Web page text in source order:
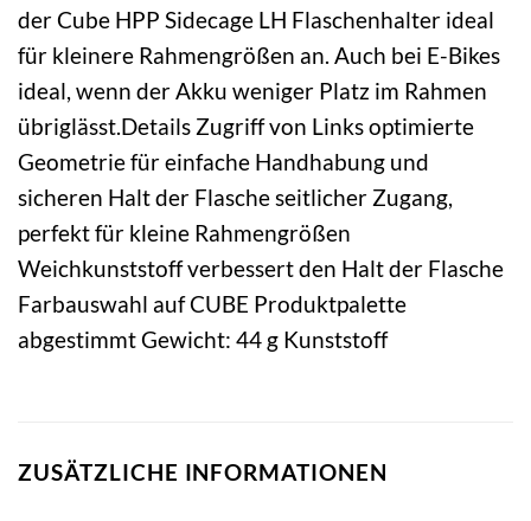
der Cube HPP Sidecage LH Flaschenhalter ideal
für kleinere Rahmengrößen an. Auch bei E-Bikes
ideal, wenn der Akku weniger Platz im Rahmen
übriglässt.Details Zugriff von Links optimierte
Geometrie für einfache Handhabung und
sicheren Halt der Flasche seitlicher Zugang,
perfekt für kleine Rahmengrößen
Weichkunststoff verbessert den Halt der Flasche
Farbauswahl auf CUBE Produktpalette
abgestimmt Gewicht: 44 g Kunststoff
ZUSÄTZLICHE INFORMATIONEN